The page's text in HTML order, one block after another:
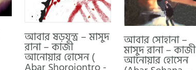
আবার ষড়যন্ত্র – মাসুদ
রানা – কাজী
আনোয়ার হোসেন (
আবার সোহানা –
মাসুদ রানা – কাজী
আনোয়ার হোসেন